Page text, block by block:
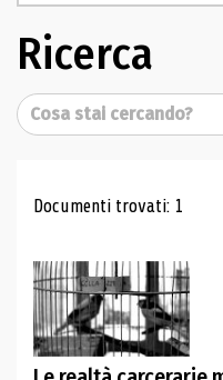
Ricerca
Cerca
Risultati di
Documenti trovati: 1